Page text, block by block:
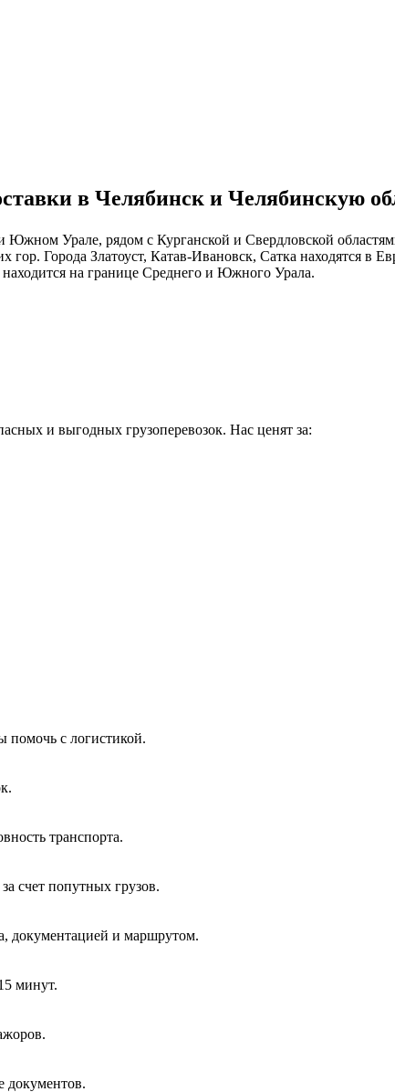
в Челябинск и Челябинскую
Южном Урале, рядом с Курганской и Свердловской
гор. Города Златоуст, Катав-Ивановск, Сатка находятся
находится на границе Среднего и Южного Урала.
и выгодных грузоперевозок. Нас ценят за:
помочь с логистикой.
транспорта.
счет попутных грузов.
документацией и маршрутом.
минут.
документов.